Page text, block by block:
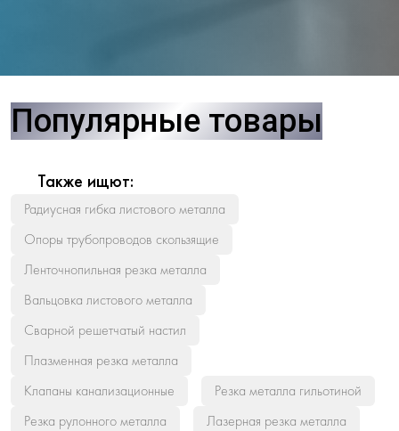
Популярные товары
Также ищют:
Радиусная гибка листового металла
Опоры трубопроводов скользящие
Ленточнопильная резка металла
Вальцовка листового металла
Сварной решетчатый настил
Плазменная резка металла
Клапаны канализационные
Резка металла гильотиной
Резка рулонного металла
Лазерная резка металла